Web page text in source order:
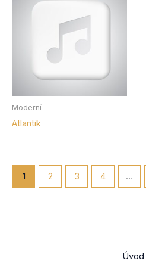
Moderní
Atlantik
1 2 3 4 …
Úvod